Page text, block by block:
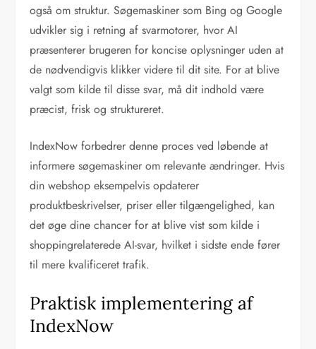
også om struktur. Søgemaskiner som Bing og Google
udvikler sig i retning af svarmotorer, hvor AI
præsenterer brugeren for koncise oplysninger uden at
de nødvendigvis klikker videre til dit site. For at blive
valgt som kilde til disse svar, må dit indhold være
præcist, frisk og struktureret.
IndexNow forbedrer denne proces ved løbende at
informere søgemaskiner om relevante ændringer. Hvis
din webshop eksempelvis opdaterer
produktbeskrivelser, priser eller tilgængelighed, kan
det øge dine chancer for at blive vist som kilde i
shoppingrelaterede AI-svar, hvilket i sidste ende fører
til mere kvalificeret trafik.
Praktisk implementering af
IndexNow